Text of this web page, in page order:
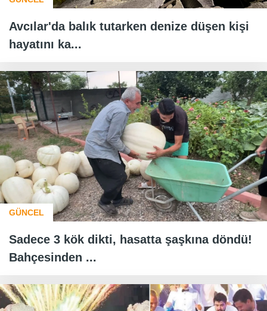
Avcılar'da balık tutarken denize düşen kişi
hayatını ka...
GÜNCEL
Sadece 3 kök dikti, hasatta şaşkına döndü!
Bahçesinden ...